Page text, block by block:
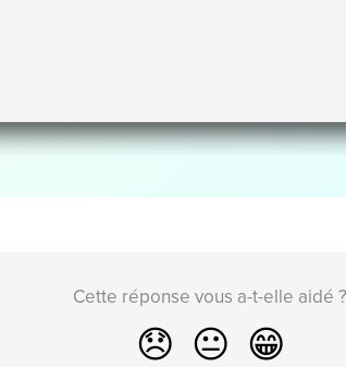
Cette réponse vous a-t-elle aidé ?
😞 😐 😁